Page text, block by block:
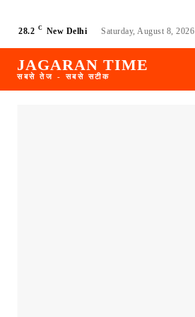
28.2 C New Delhi Saturday, August 8, 2026
JAGARAN TIME
सबसे तेज - सबसे सटीक